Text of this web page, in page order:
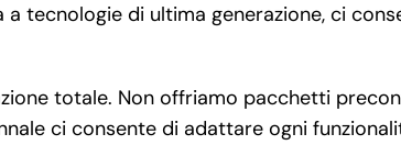
tecnologie di ultima generazione, ci
totale. Non offriamo pacchetti
ci consente di adattare ogni